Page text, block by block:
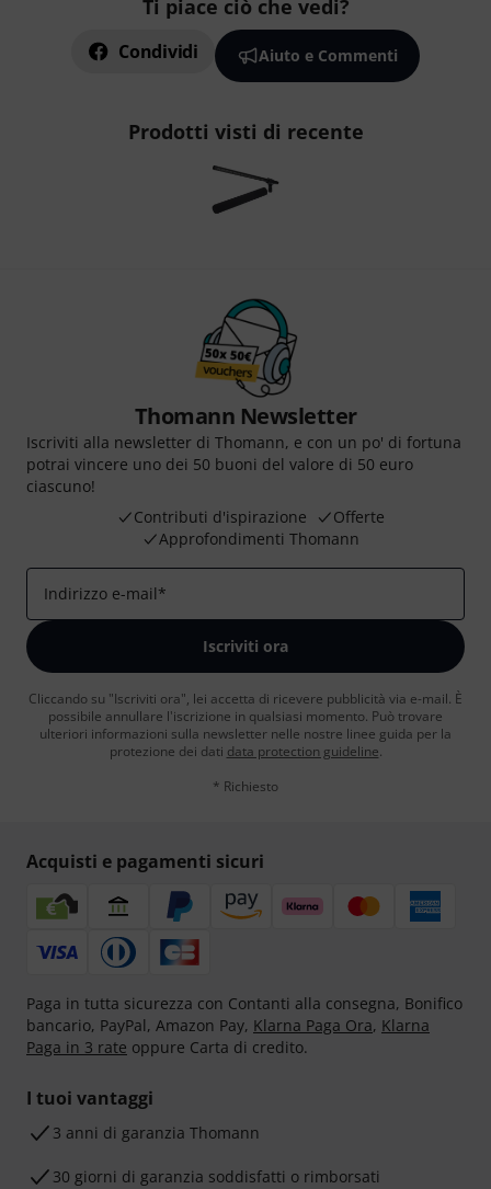
Ti piace ciò che vedi?
Condividi Aiuto e Commenti
Prodotti visti di recente
Thomann Newsletter
Iscriviti alla newsletter di Thomann, e con un po' di fortuna
potrai vincere uno dei 50 buoni del valore di 50 euro
ciascuno!
Contributi d'ispirazione
Offerte
Approfondimenti Thomann
Indirizzo e-mail*
Iscriviti ora
Cliccando su "Iscriviti ora", lei accetta di ricevere pubblicità via e-mail. È
possibile annullare l'iscrizione in qualsiasi momento. Può trovare
ulteriori informazioni sulla newsletter nelle nostre linee guida per la
protezione dei dati data protection guideline.
* Richiesto
Acquisti e pagamenti sicuri
Paga in tutta sicurezza con Contanti alla consegna, Bonifico
bancario, PayPal, Amazon Pay, Klarna Paga Ora, Klarna
Paga in 3 rate oppure Carta di credito.
I tuoi vantaggi
3 anni di garanzia Thomann
30 giorni di garanzia soddisfatti o rimborsati